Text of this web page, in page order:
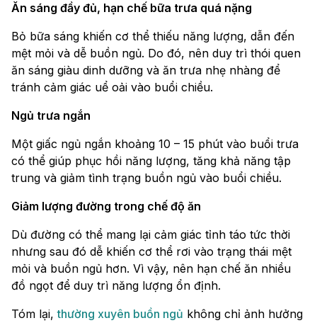
Ăn sáng đầy đủ, hạn chế bữa trưa quá nặng
Bỏ bữa sáng khiến cơ thể thiếu năng lượng, dẫn đến
mệt mỏi và dễ buồn ngủ. Do đó, nên duy trì thói quen
ăn sáng giàu dinh dưỡng và ăn trưa nhẹ nhàng để
tránh cảm giác uể oải vào buổi chiều.
Ngủ trưa ngắn
Một giấc ngủ ngắn khoảng 10 – 15 phút vào buổi trưa
có thể giúp phục hồi năng lượng, tăng khả năng tập
trung và giảm tình trạng buồn ngủ vào buổi chiều.
Giảm lượng đường trong chế độ ăn
Dù đường có thể mang lại cảm giác tỉnh táo tức thời
nhưng sau đó dễ khiến cơ thể rơi vào trạng thái mệt
mỏi và buồn ngủ hơn. Vì vậy, nên hạn chế ăn nhiều
đồ ngọt để duy trì năng lượng ổn định.
Tóm lại,thường xuyên buồn ngủ không chỉ ảnh hưởng